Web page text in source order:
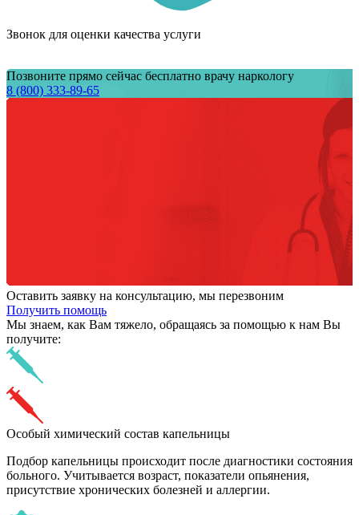
Звонок для оценки качества услуги
Позвоните прямо сейчас бесплатно врачу наркологу
8 (800) 333-89-65
Оставить заявку на консультацию, мы перезвоним
Получить помощь
Мы знаем, как Вам тяжело, обращаясь за помощью к нам Вы
получите:
Особый химический состав капельницы
Подбор капельницы происходит после диагностики состояния
больного. Учитывается возраст, показатели опьянения,
присутствие хронических болезней и аллергии.